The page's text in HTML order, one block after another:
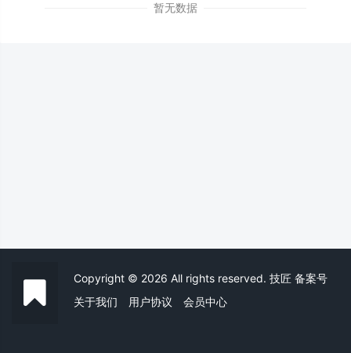
暂无数据
Copyright © 2026 All rights reserved. 技匠 备案号
关于我们
用户协议 会员中心